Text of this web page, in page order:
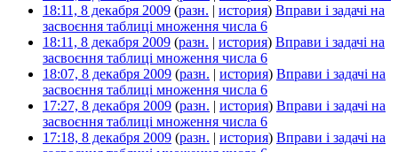
18:11, 8 декабря 2009 (разн. | история) Вправи і задачі на
засвоєння таблиці множення числа 6
18:11, 8 декабря 2009 (разн. | история) Вправи і задачі на
засвоєння таблиці множення числа 6
18:07, 8 декабря 2009 (разн. | история) Вправи і задачі на
засвоєння таблиці множення числа 6
17:27, 8 декабря 2009 (разн. | история) Вправи і задачі на
засвоєння таблиці множення числа 6
17:18, 8 декабря 2009 (разн. | история) Вправи і задачі на